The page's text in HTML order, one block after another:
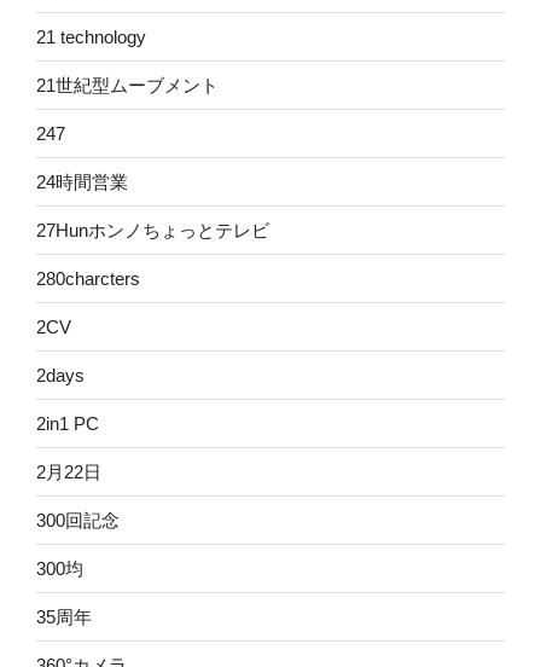
21 technology
21世紀型ムーブメント
247
24時間営業
27Hunホンノちょっとテレビ
280charcters
2CV
2days
2in1 PC
2月22日
300回記念
300均
35周年